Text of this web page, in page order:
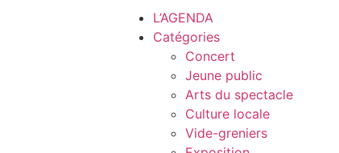
L’AGENDA
Catégories
Concert
Jeune public
Arts du spectacle
Culture locale
Vide-greniers